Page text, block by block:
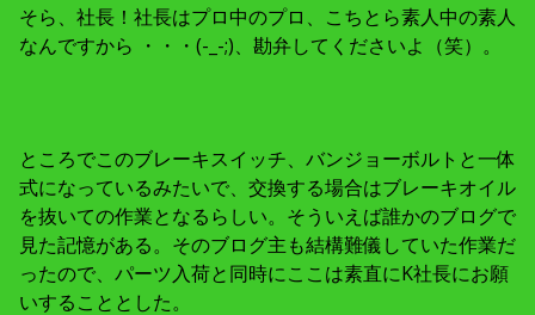
そら、社長！社長はプロ中のプロ、こちとら素人中の素人
なんですから ・・・(-_-;)、勘弁してくださいよ（笑）。
ところでこのブレーキスイッチ、バンジョーボルトと一体
式になっているみたいで、交換する場合はブレーキオイル
を抜いての作業となるらしい。そういえば誰かのブログで
見た記憶がある。そのブログ主も結構難儀していた作業だ
ったので、パーツ入荷と同時にここは素直にK社長にお願
いすることとした。